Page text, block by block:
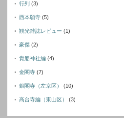
行列 (3)
西本願寺 (5)
観光雑誌レビュー (1)
豪傑 (2)
貴船神社編 (4)
金閣寺 (7)
銀閣寺（左京区） (10)
高台寺編（東山区） (3)